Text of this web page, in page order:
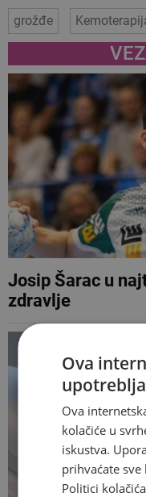
grožđe
Josip Šarac u
zdravlje
Ova
Ova
kolačiće u
iskustva.
prihvaćate sve
Politici